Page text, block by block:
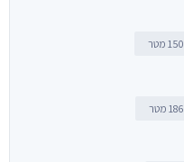
150 מטר
186 מטר